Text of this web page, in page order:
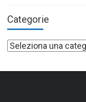
Categorie
Categorie